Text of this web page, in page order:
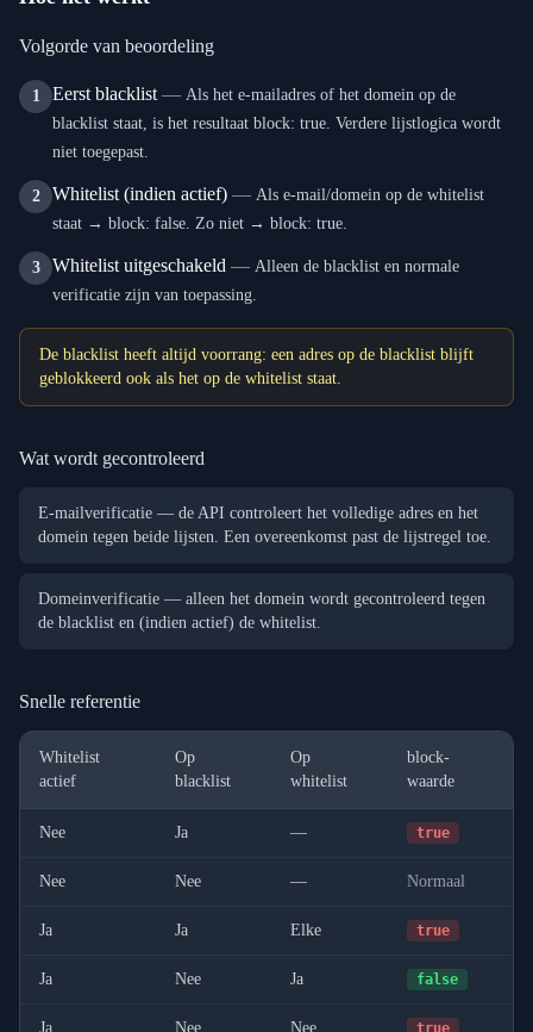
Volgorde van beoordeling
1 Eerst blacklist — Als het e-mailadres of het domein op de
blacklist staat, is het resultaat block: true. Verdere lijstlogica wordt
niet toegepast.
2 Whitelist (indien actief) — Als e-mail/domein op de whitelist
staat → block: false. Zo niet → block: true.
3 Whitelist uitgeschakeld — Alleen de blacklist en normale
verificatie zijn van toepassing.
De blacklist heeft altijd voorrang: een adres op de blacklist blijft
geblokkeerd ook als het op de whitelist staat.
Wat wordt gecontroleerd
E-mailverificatie — de API controleert het volledige adres en het
domein tegen beide lijsten. Een overeenkomst past de lijstregel toe.
Domeinverificatie — alleen het domein wordt gecontroleerd tegen
de blacklist en (indien actief) de whitelist.
Snelle referentie
Whitelist
actief
Op
blacklist
Op
whitelist
block-
waarde
Nee Ja — true
Nee Nee — Normaal
Ja Ja Elke true
Ja Nee Ja false
Ja Nee Nee true